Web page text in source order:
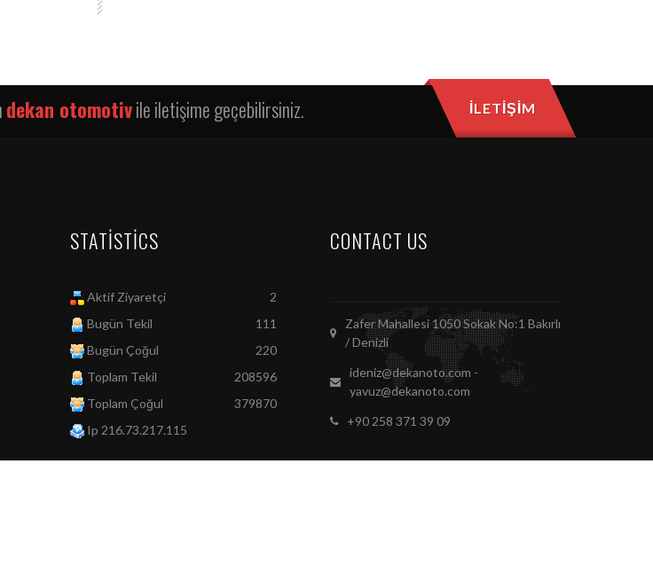
dekan otomotivile iletişime geçebilirsiniz. İLETIŞIM
STATISTICS
Aktif Ziyaretçi
2
Bugün Tekil
111
Bugün Çoğul
220
Toplam Tekil
208596
Toplam Çoğul
379870
Ip 216.73.217.115
CONTACT US
Zafer Mahallesi 1050 Sokak No:1 Bakırlı
/ Denizli
ideniz@dekanoto.com -
yavuz@dekanoto.com
+90 258 371 39 09